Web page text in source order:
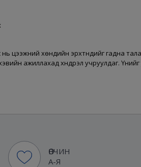
цээжний хөндийн эрхтнүүдийг гадна
ажиллахад хүндрэл учруулдаг.
ӨВЧИН
А-Я